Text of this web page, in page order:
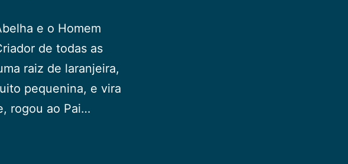
e o Homem
de todas as
raiz de laranjeira,
pequenina, e vira
rogou ao Pai…